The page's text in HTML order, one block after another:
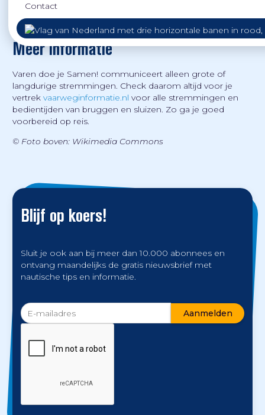
Contact
hinder kun je kijken op
vaarweginformatie.nl onder ‘Berichten’.
Meer informatie
Varen doe je Samen! communiceert alleen grote of
langdurige stremmingen. Check daarom altijd voor je
vertrek vaarweginformatie.nl voor alle stremmingen en
bedientijden van bruggen en sluizen. Zo ga je goed
voorbereid op reis.
© Foto boven: Wikimedia Commons
Blijf op koers!
Sluit je ook aan bij meer dan 10.000 abonnees en
ontvang maandelijks de gratis nieuwsbrief met
nautische tips en informatie.